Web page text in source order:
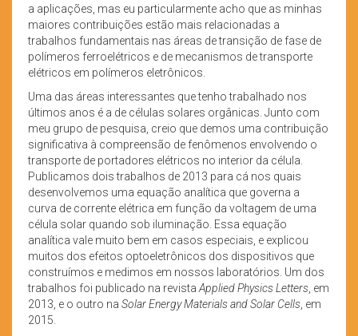
a aplicações, mas eu particularmente acho que as minhas
maiores contribuições estão mais relacionadas a
trabalhos fundamentais nas áreas de transição de fase de
polímeros ferroelétricos e de mecanismos de transporte
elétricos em polímeros eletrônicos.
Uma das áreas interessantes que tenho trabalhado nos
últimos anos é a de células solares orgânicas. Junto com
meu grupo de pesquisa, creio que demos uma contribuição
significativa à compreensão de fenômenos envolvendo o
transporte de portadores elétricos no interior da célula.
Publicamos dois trabalhos de 2013 para cá nos quais
desenvolvemos uma equação analítica que governa a
curva de corrente elétrica em função da voltagem de uma
célula solar quando sob iluminação. Essa equação
analítica vale muito bem em casos especiais, e explicou
muitos dos efeitos optoeletrônicos dos dispositivos que
construímos e medimos em nossos laboratórios. Um dos
trabalhos foi publicado na revista Applied Physics Letters , em
2013, e o outro na Solar Energy Materials and Solar Cells , em
2015.